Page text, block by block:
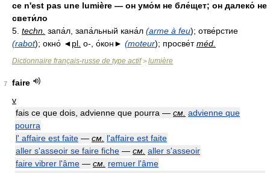
ce n'est pas une lumière — он умо́м не бле́щет; он далеко́ не
свети́ло
5. techn. запа́л, запа́льный кана́л (arme à feu); отве́рстие
(rabot); окно́ ◄pl. о-, о́кон► (moteur); просве́тméd.
Dictionnaire français-russe de type actif> lumière
7
faire
v
fais ce que dois, advienne que pourra — см. advienne que
pourra
l' affaire est faite — см. l'affaire est faite
aller s'asseoir se faire fiche — см. aller s'asseoir
faire vibrer l'âme — см. remuer l'âme